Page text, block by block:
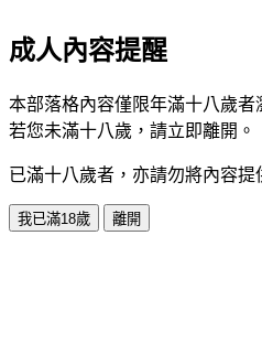
成人內容提醒
本部落格內容僅限年滿十八歲者
若您未滿十八歲，請立即離開。
已滿十八歲者，亦請勿將內容提
我已滿18歲 離開